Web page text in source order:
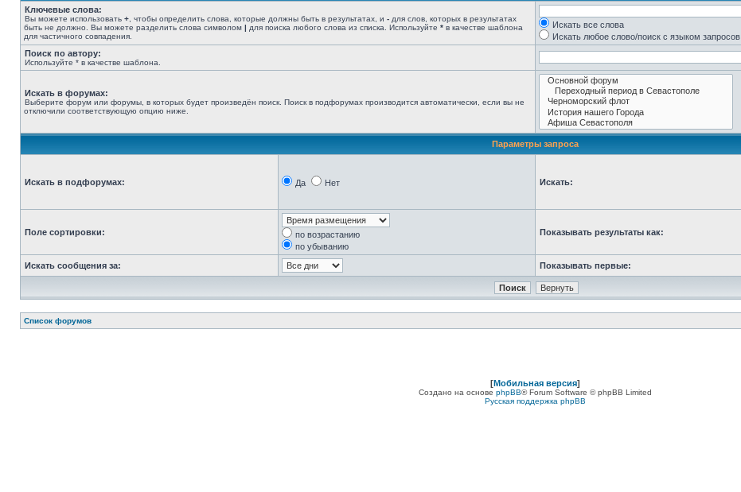
Ключевые слова:
Вы можете использовать + , чтобы определить слова, которые должны быть в результатах, и - для слов, которых в результатах
быть не должно. Вы можете разделить слова символом | для поиска любого слова из списка. Используйте * в качестве шаблона
для частичного совпадения.
Искать все слова
Искать любое слово/поиск с языком запросов
Поиск по автору:
Используйте * в качестве шаблона.
Искать в форумах:
Выберите форум или форумы, в которых будет произведён поиск. Поиск в подфорумах производится автоматически, если вы не
отключили соответствующую опцию ниже.
Параметры запроса
Искать в подфорумах: Да Нет Искать:
Поле сортировки:
по возрастанию
по убыванию
Показывать результаты как:
Искать сообщения за: Показывать первые:
Список форумов
[Мобильная версия]
Создано на основе phpBB® Forum Software © phpBB Limited
Русская поддержка phpBB